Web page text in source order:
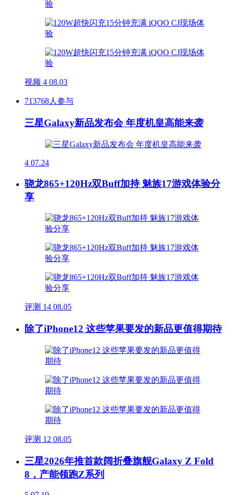
视频 4 08.03
713768人参与
三星Galaxy新品发布会 年度机皇高能来袭
4 07.24
骁龙865+120Hz双Buff加持 魅族17游戏体验分
享
评测 14 08.05
除了iPhone12 这些苹果要发的新品更值得期待
评测 12 08.05
三星2026年推首款阔折叠旗舰Galaxy Z Fold
8，产能领跑Z系列